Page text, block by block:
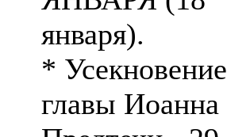
января).
* Усекновение
главы Иоанна